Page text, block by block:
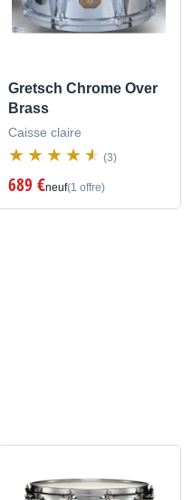
Gretsch Chrome Over
Brass
Caisse claire
(3)
689 €neuf(1 offre)